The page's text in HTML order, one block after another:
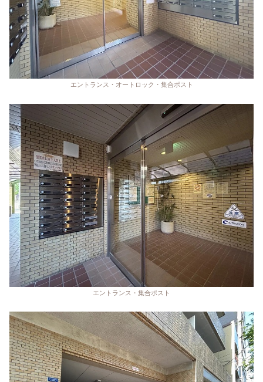
エントランス・オートロック・集合ポスト
エントランス・集合ポスト